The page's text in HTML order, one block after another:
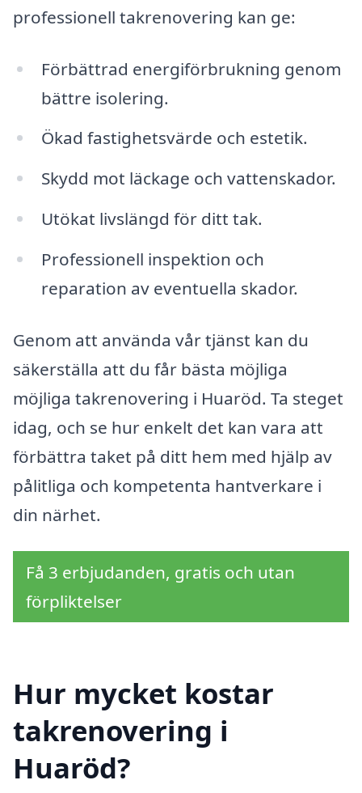
professionell takrenovering kan ge:
Förbättrad energiförbrukning genom
bättre isolering.
Ökad fastighetsvärde och estetik.
Skydd mot läckage och vattenskador.
Utökat livslängd för ditt tak.
Professionell inspektion och
reparation av eventuella skador.
Genom att använda vår tjänst kan du
säkerställa att du får bästa möjliga
möjliga takrenovering i Huaröd. Ta steget
idag, och se hur enkelt det kan vara att
förbättra taket på ditt hem med hjälp av
pålitliga och kompetenta hantverkare i
din närhet.
Få 3 erbjudanden, gratis och utan
förpliktelser
Hur mycket kostar
takrenovering i
Huaröd?